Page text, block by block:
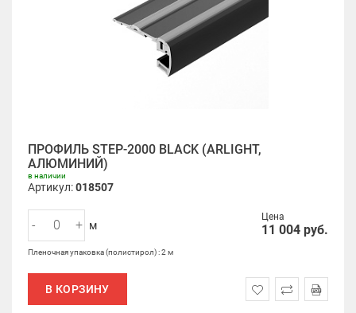
ПРОФИЛЬ STEP-2000 BLACK (ARLIGHT,
АЛЮМИНИЙ)
в наличии
Артикул:018507
Цена
11 004 руб.
- + м
Пленочная упаковка (полистирол) : 2 м
В КОРЗИНУ